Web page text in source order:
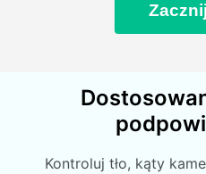
Kontroluj tło, kąty